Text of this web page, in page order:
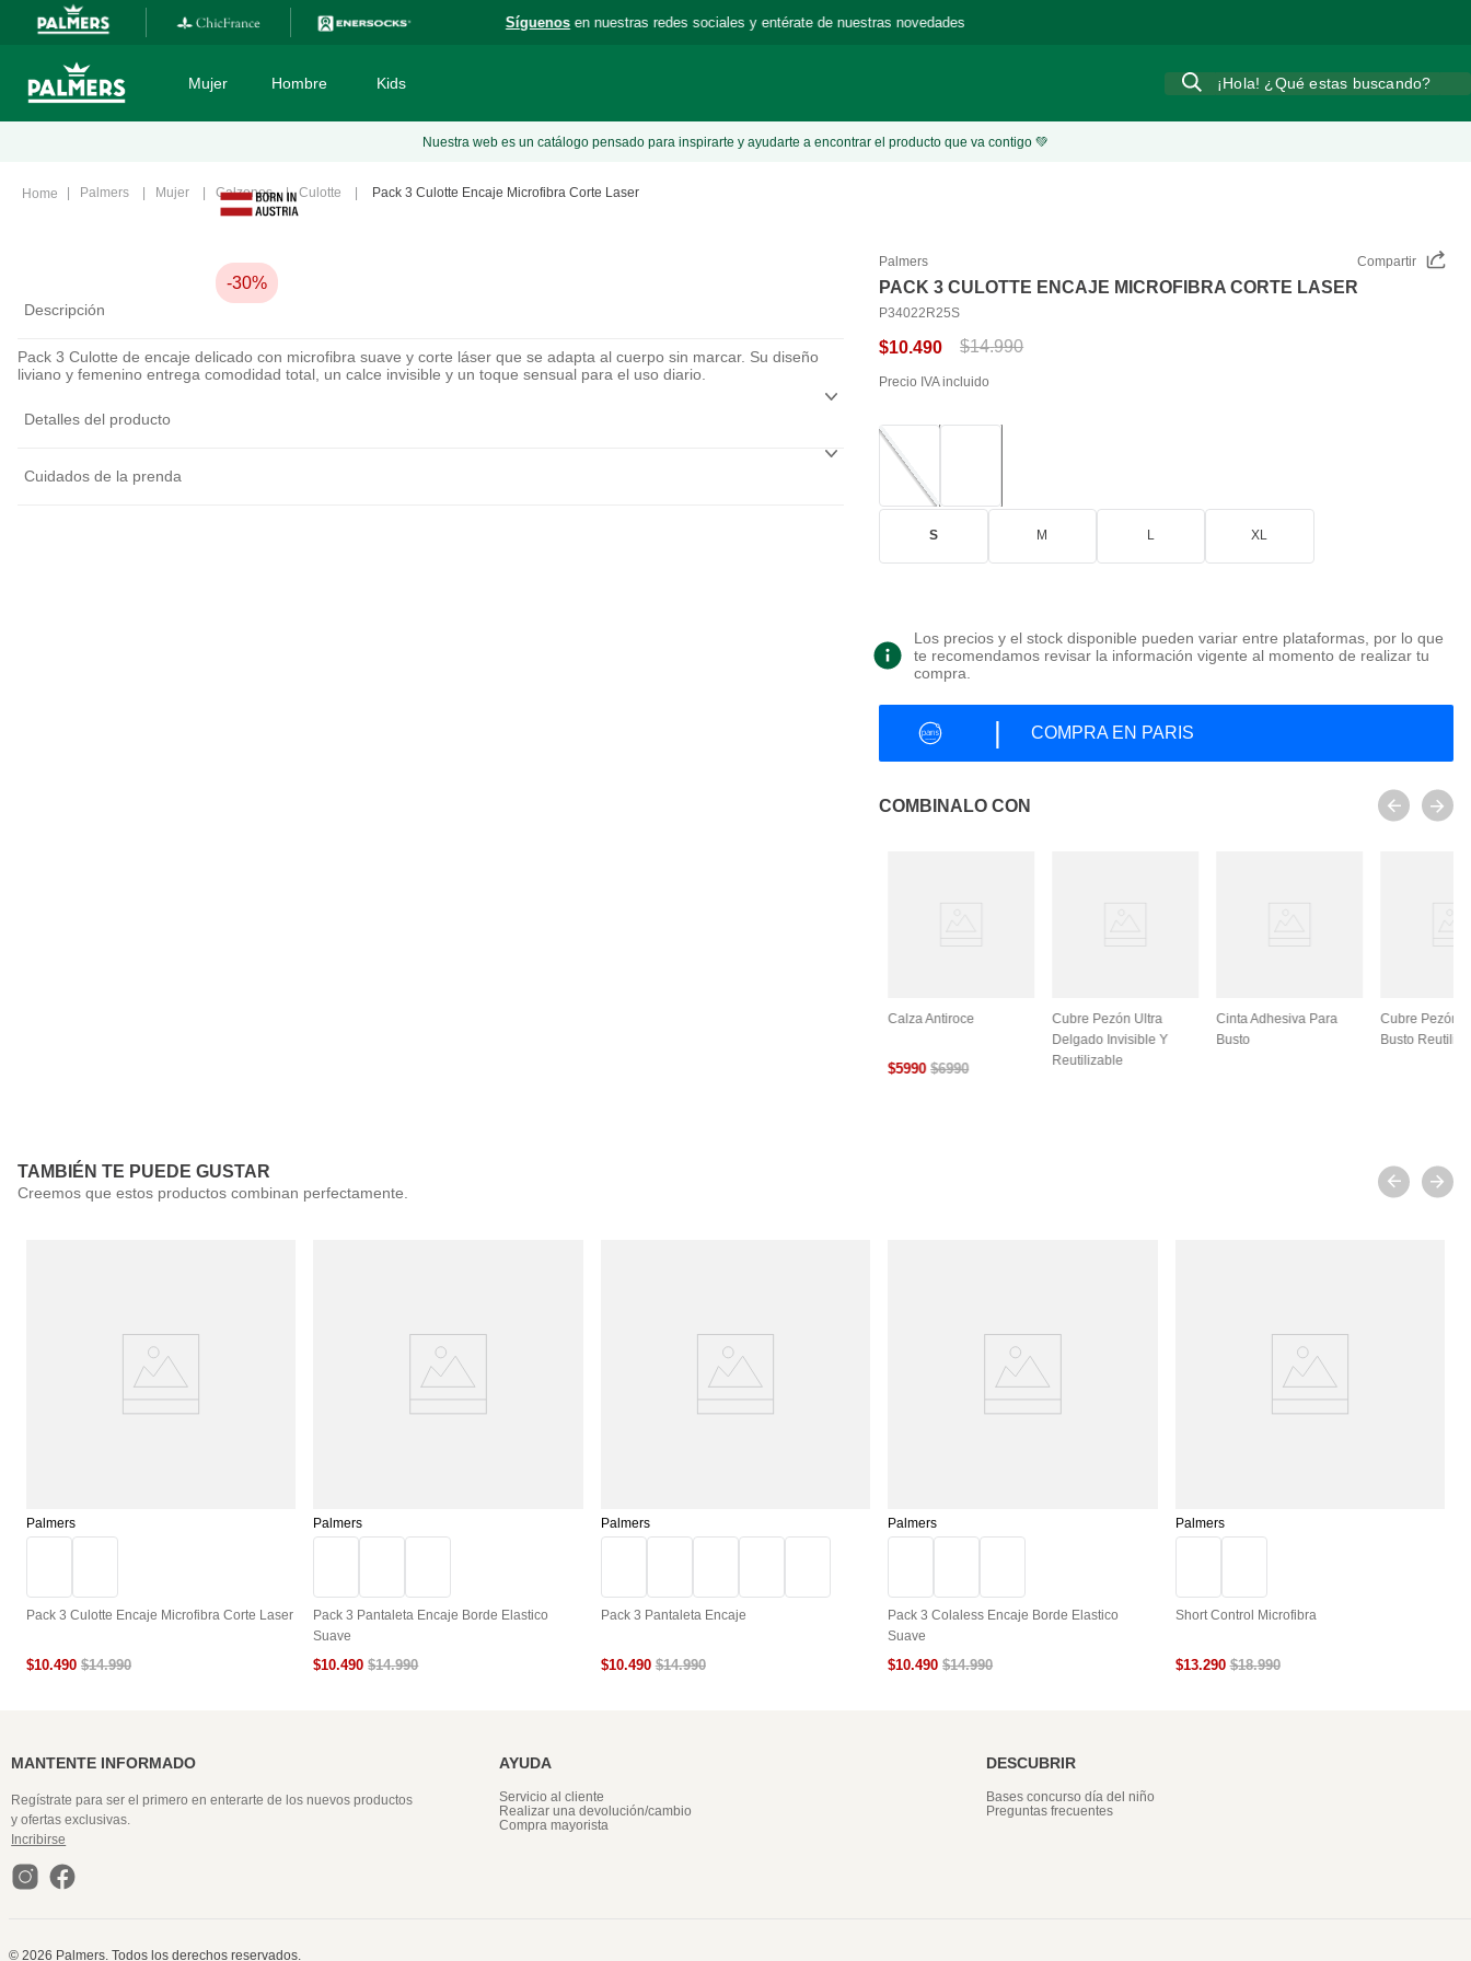
en las principalestiendas retail a lo largo del país Síguenos en nuestras redes sociales y entérate de nuestras novedades
Mujer Hombre Kids
1.
sostenes
4.
calcetines
.
pijama
7.
camiseta
Nuestra web es un catálogo pensado para inspirarte y ayudarte a encontrar el producto que va contigo 💚
Palmers Mujer Calzones Culotte Pack 3 Culotte Encaje Microfibra Corte Laser
-30%
Descripción
Pack 3 Culotte de encaje delicado con microfibra suave y corte láser que se adapta al cuerpo sin marcar. Su diseño
liviano y femenino entrega comodidad total, un calce invisible y un toque sensual para el uso diario.
Detalles del producto
Cuidados de la prenda
Palmers Compartir
PACK 3 CULOTTE ENCAJE MICROFIBRA CORTE LASER
P34022R25S
$10.490 $14.990
Precio IVA incluido
S M L XL
Los precios y el stock disponible pueden variar entre plataformas, por lo que
te recomendamos revisar la información vigente al momento de realizar tu
compra.
| COMPRA EN PARIS
COMBINALO CON
Calza Antiroce
$5990 $6990
Cubre Pezón Ultra
Delgado Invisible Y
Reutilizable
Cinta Adhesiva Para
Busto
Cubre Pezón
Busto
TAMBIÉN TE PUEDE GUSTAR
Palmers
Pack 3 Culotte Encaje Microfibra Corte Laser
$10.490 $14.990
Palmers
Pack 3 Pantaleta Encaje Borde Elastico
Suave
$10.490 $14.990
Palmers
Pack 3 Pantaleta Encaje
$10.490 $14.990
Palmers
Pack 3 Colaless Encaje Borde Elastico
Suave
$10.490 $14.990
Palmers
Short Control Microfibra
$13.290 $18.990
MANTENTE INFORMADO
Regístrate para ser el primero en enterarte de los nuevos productos
y ofertas exclusivas.
Incribirse
AYUDA
Servicio al cliente
Realizar una devolución/cambio
Compra mayorista
DESCUBRIR
Bases concurso día del niño
Preguntas frecuentes
© 2026 Palmers. Todos los derechos reservados.